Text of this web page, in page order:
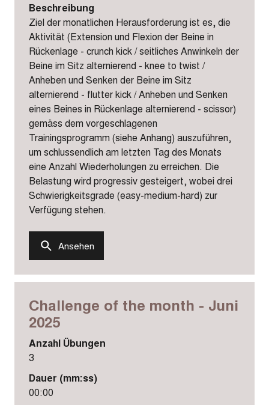
Beschreibung
Ziel der monatlichen Herausforderung ist es, die
Aktivität (Extension und Flexion der Beine in
Rückenlage - crunch kick / seitliches Anwinkeln der
Beine im Sitz alternierend - knee to twist /
Anheben und Senken der Beine im Sitz
alternierend - flutter kick / Anheben und Senken
eines Beines in Rückenlage alternierend - scissor)
gemäss dem vorgeschlagenen
Trainingsprogramm (siehe Anhang) auszuführen,
um schlussendlich am letzten Tag des Monats
eine Anzahl Wiederholungen zu erreichen. Die
Belastung wird progressiv gesteigert, wobei drei
Schwierigkeitsgrade (easy-medium-hard) zur
Verfügung stehen.
Ansehen
Challenge of the month - Juni
2025
Anzahl Übungen
3
Dauer (mm:ss)
00:00